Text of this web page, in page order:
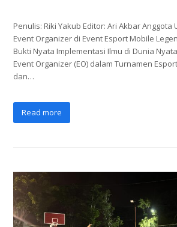
Penulis: Riki Yakub Editor: Ari Akbar Anggota
Event Organizer di Event Esport Mobile
Bukti Nyata Implementasi Ilmu di Dunia
Event Organizer (EO) dalam Turnamen
dan…
Read more